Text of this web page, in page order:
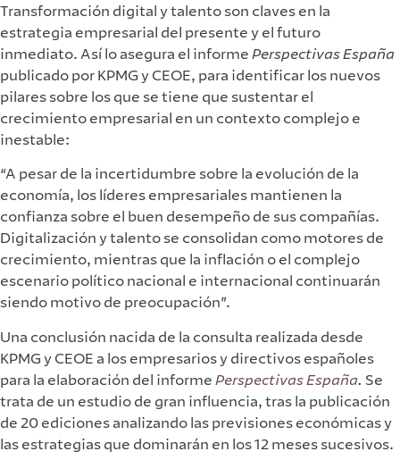
Transformación digital y talento son claves en la
estrategia empresarial del presente y el futuro
inmediato. Así lo asegura el informePerspectivas España
publicado por KPMG y CEOE, para identificar los nuevos
pilares sobre los que se tiene que sustentar el
crecimiento empresarial en un contexto complejo e
inestable:
“A pesar de la incertidumbre sobre la evolución de la
economía, los líderes empresariales mantienen la
confianza sobre el buen desempeño de sus compañías.
Digitalización y talento se consolidan como motores de
crecimiento, mientras que la inflación o el complejo
escenario político nacional e internacional continuarán
siendo motivo de preocupación”.
Una conclusión nacida de la consulta realizada desde
KPMG y CEOE a los empresarios y directivos españoles
para la elaboración del informePerspectivas España. Se
trata de un estudio de gran influencia, tras la publicación
de 20 ediciones analizando las previsiones económicas y
las estrategias que dominarán en los 12 meses sucesivos.